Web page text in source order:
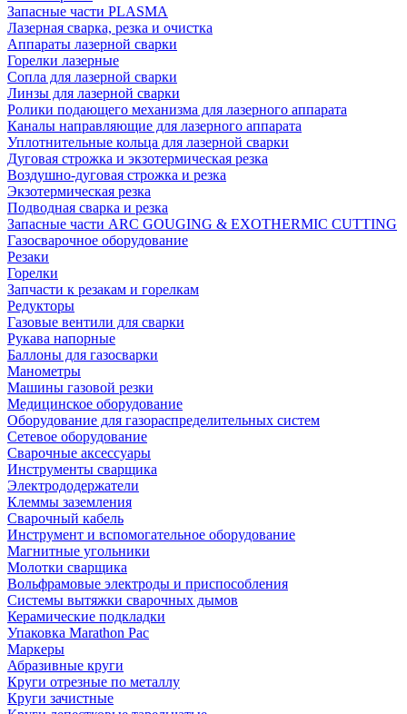
Запасные части PLASMA
Лазерная сварка, резка и очистка
Аппараты лазерной сварки
Горелки лазерные
Сопла для лазерной сварки
Линзы для лазерной сварки
Ролики подающего механизма для лазерного аппарата
Каналы направляющие для лазерного аппарата
Уплотнительные кольца для лазерной сварки
Дуговая строжка и экзотермическая резка
Воздушно-дуговая строжка и резка
Экзотермическая резка
Подводная сварка и резка
Запасные части ARC GOUGING & EXOTHERMIC CUTTING
Газосварочное оборудование
Резаки
Горелки
Запчасти к резакам и горелкам
Редукторы
Газовые вентили для сварки
Рукава напорные
Баллоны для газосварки
Манометры
Машины газовой резки
Медицинское оборудование
Оборудование для газораспределительных систем
Сетевое оборудование
Сварочные аксессуары
Инструменты сварщика
Электрододержатели
Клеммы заземления
Сварочный кабель
Инструмент и вспомогательное оборудование
Магнитные угольники
Молотки сварщика
Вольфрамовые электроды и приспособления
Системы вытяжки сварочных дымов
Керамические подкладки
Упаковка Marathon Pac
Маркеры
Абразивные круги
Круги отрезные по металлу
Круги зачистные